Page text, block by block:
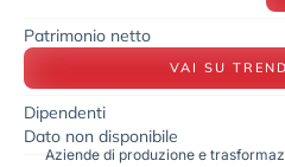
Patrimonio netto
VAI SU
Dipendenti
Dato non disponibile
Aziende di produzione e